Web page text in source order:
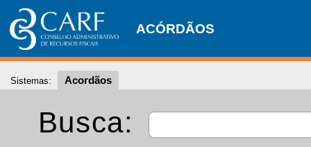
ACÓRDÃOS
Sistemas: Acordãos
Busca: